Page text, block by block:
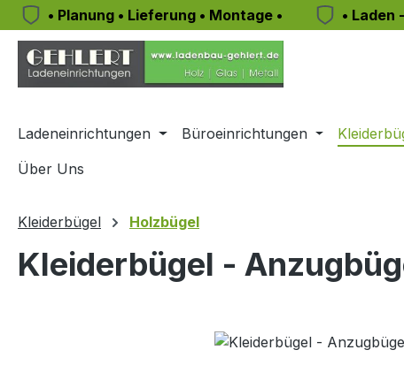
Hauptinhalt springen
Zur Suche springen
Zur Hauptnavigation springen
• Planung • Lieferung • Montage • • Laden
Ladeneinrichtungen Büroeinrichtungen
Über Uns
Kleiderbügel Holzbügel
Kleiderbügel -